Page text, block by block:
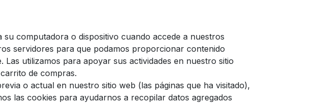
computadora o dispositivo cuando accede a nuestros
servidores para que podamos proporcionar contenido
utilizamos para apoyar sus actividades en nuestro sitio
de compras.
o actual en nuestro sitio web (las páginas que ha visitado),
las cookies para ayudarnos a recopilar datos agregados